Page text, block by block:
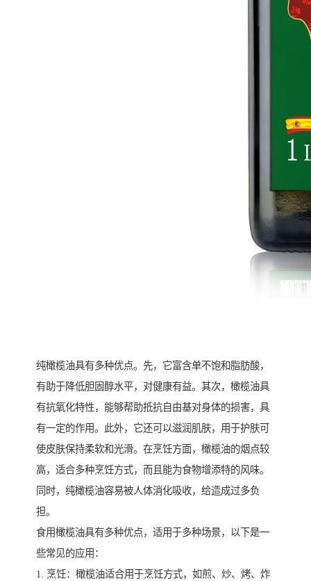
纯橄榄油具有多种优点。先，它富含单不饱和脂肪酸，
有助于降低胆固醇水平，对健康有益。其次，橄榄油具
有抗氧化特性，能够帮助抵抗自由基对身体的损害，具
有一定的作用。此外，它还可以滋润肌肤，用于护肤可
使皮肤保持柔软和光滑。在烹饪方面，橄榄油的烟点较
高，适合多种烹饪方式，而且能为食物增添特的风味。
同时，纯橄榄油容易被人体消化吸收，给造成过多负
担。
食用橄榄油具有多种优点，适用于多种场景，以下是一
些常见的应用：
1. 烹饪：橄榄油适合用于烹饪方式，如煎、炒、烤、炸